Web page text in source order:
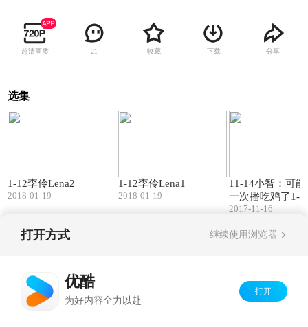
超清画质 21 收藏 下载 分享
选集
1-12李伶Lena2
2018-01-19
1-12李伶Lena1
2018-01-19
11-14小智：可
一次播吃鸡了
级小智直播录像
2017-11-16
打开方式 继续使用浏览器
优酷
为好内容全力以赴
打开